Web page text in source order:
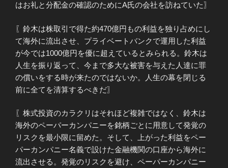
はお礼と分配金の確認のためにA氏の会社を訪ねていた〗
〖鈴木は株取引で得た約470億円もの利益を独り占めにし
て海外に流出させ、プライベートバンクで運用した利益
が今では1000億円を優に超えているとみられる。鈴木は
人生を振り返って、今まで多大な被害を与えた人達に罪
の償いをする時が来たのではないか。人生の幕を閉じる
前に全てを清算するべきだ〗
〖株式投資のカラクリはそれほど複雑ではなく、鈴木は
海外のペーパーカンパニーを銘柄ごとに用意して発覚の
リスクを最小限に留めた。そして、上がった利益をペー
パーカンパニー名義で設けた金融機関の口座から海外に
流出させる。発覚のリスクを避け、ペーパーカンパニー